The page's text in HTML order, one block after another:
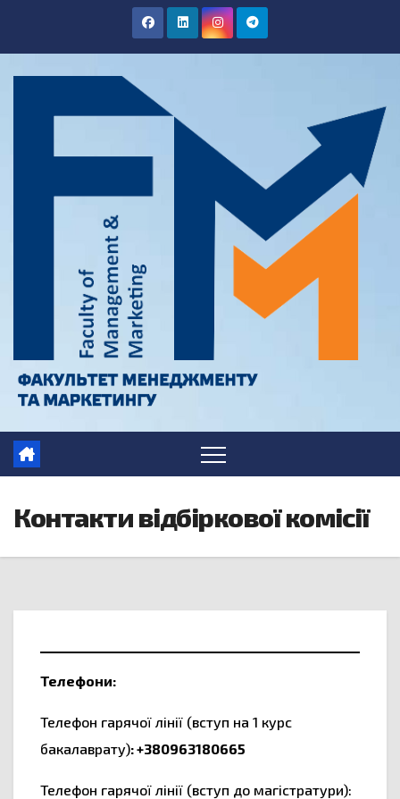
Контакти відбіркової комісії
Телефони:
Телефон гарячої лінії (вступ на 1 курс
бакалаврату): +380963180665
Телефон гарячої лінії (вступ до магістратури):